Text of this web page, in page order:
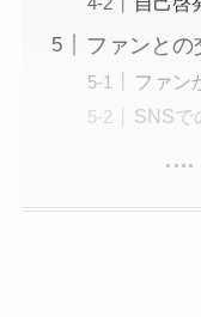
ファンと
ファン
SNSで